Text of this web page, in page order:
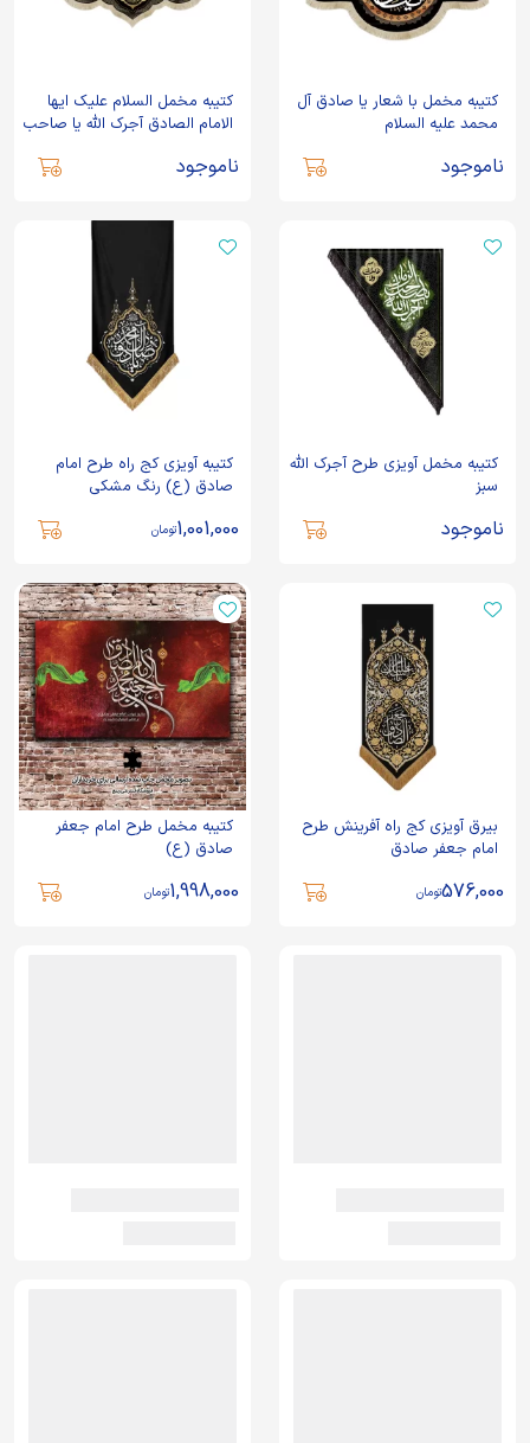
کتیبه مخمل با شعار یا صادق آل
محمد علیه السلام
ناموجود
کتیبه مخمل السلام علیک ایها
الامام الصادق آجرک الله یا صاحب
ناموجود
کتیبه مخمل آویزی طرح آجرک الله
سبز
ناموجود
کتیبه آویزی کج راه طرح امام
صادق (ع) رنگ مشکی
1,001,000تومان
بيرق آویزی کج راه آفرینش طرح
امام جعفر صادق
576,000تومان
کتیبه مخمل طرح امام جعفر
صادق (ع)
1,998,000تومان